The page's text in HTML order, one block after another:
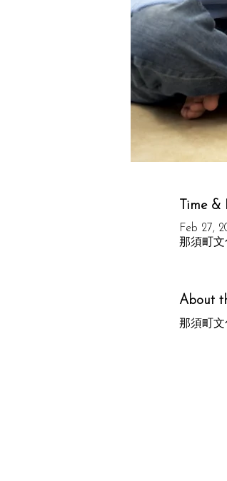
Time
Feb 27,
那須町文
About
那須町